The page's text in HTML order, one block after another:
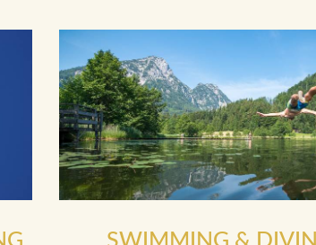
SWIMMING &